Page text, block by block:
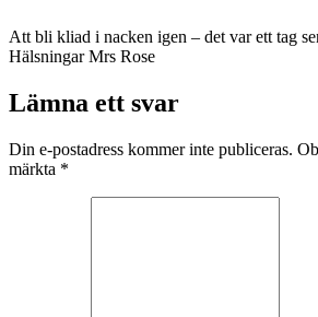
Att bli kliad i nacken igen – det var ett tag
Hälsningar Mrs Rose
Lämna ett svar
Din e-postadress kommer inte publiceras.
märkta *